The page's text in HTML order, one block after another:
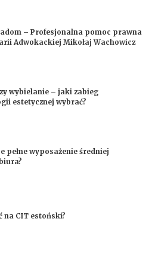
– Profesjonalna pomoc prawna
Adwokackiej Mikołaj Wachowicz
wybielanie – jaki zabieg
estetycznej wybrać?
pełne wyposażenie średniej
na CIT estoński?